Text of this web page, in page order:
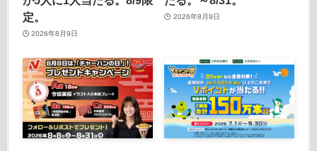
定。
2026年8月9日
2026年8月9日